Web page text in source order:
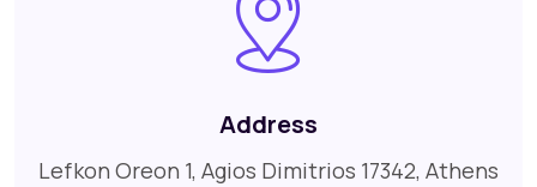
Address
Lefkon Oreon 1, Agios Dimitrios 17342, Athens